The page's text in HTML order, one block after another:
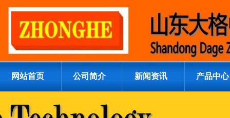
网站首页 公司简介 新闻资讯 产品中心